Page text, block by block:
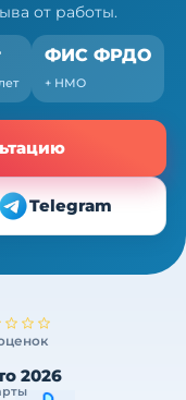
от работы.
ФИС ФРДО
+ НМО
Telegram
2026